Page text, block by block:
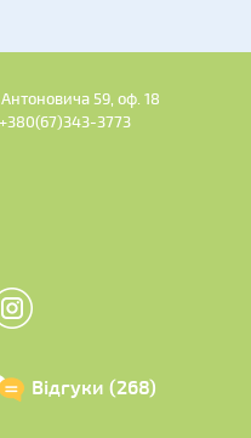
59, оф. 18
3773
Відгуки (268)